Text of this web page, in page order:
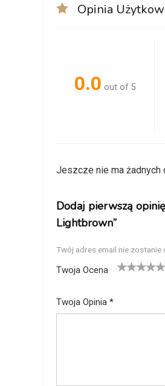
Opinia
0.0 out of 5
Jeszcze nie ma żadnych
Dodaj pierwszą
Lightbrown”
Twój adres email nie zostanie
Twoja Ocena
Twoja Opinia *